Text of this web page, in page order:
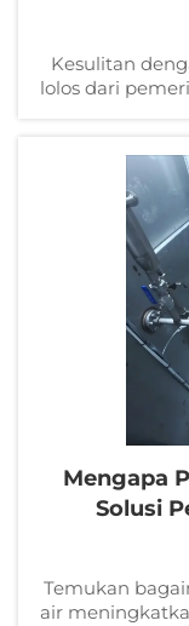
Kesulitan
lolos dari
efisiensi kontrol
Mengapa
Solusi
Temukan
air